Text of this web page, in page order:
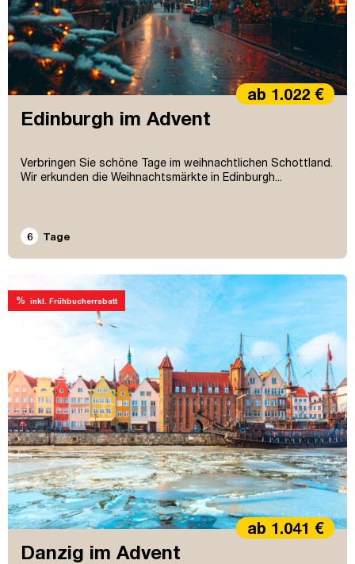
Edinburgh im Advent
Verbringen Sie schöne Tage im weihnachtlichen Schottland.
Wir erkunden die Weihnachtsmärkte in Edinburgh...
ab 1.022 €
6 Tage
% inkl. Frühbucherrabatt
Danzig im Advent
ab 1.041 €